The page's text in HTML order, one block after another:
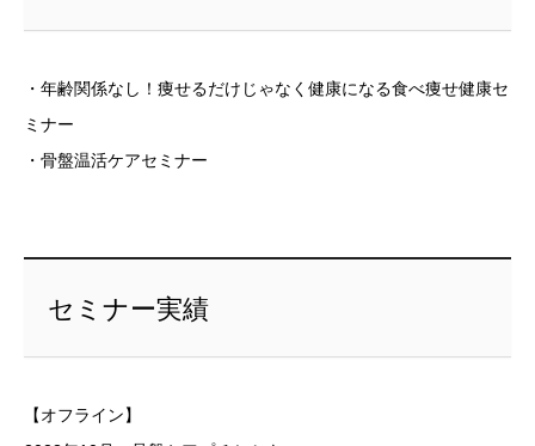
・年齢関係なし！痩せるだけじゃなく健康になる食べ痩せ健康セ
ミナー
・骨盤温活ケアセミナー
セミナー実績
【オフライン】